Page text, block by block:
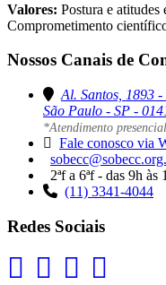
Valores: Postura e atitudes
Comprometimento
Nossos Canais de
Al. Santos, 1893
São Paulo - SP -
*Atendimento
Fale conosco via
2ªf a 6ªf - das 9h às
(11) 3341-4044
Redes Sociais